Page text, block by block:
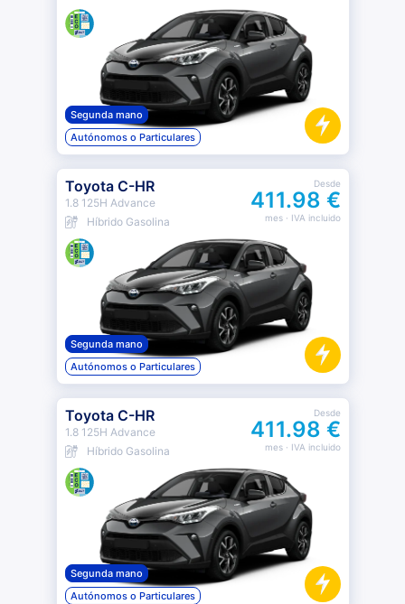
Segunda mano
Autónomos o Particulares
Toyota C-HR
1.8 125H Advance
Híbrido Gasolina
Desde
411.98 €
mes· IVA incluido
Segunda mano
Autónomos o Particulares
Toyota C-HR
1.8 125H Advance
Híbrido Gasolina
Desde
411.98 €
mes· IVA incluido
Segunda mano
Autónomos o Particulares